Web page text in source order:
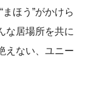
ほう”がかけら
な居場所を共に
えない、ユニー